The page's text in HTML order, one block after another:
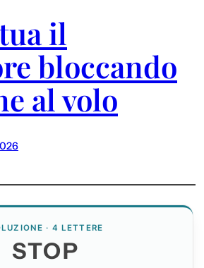
il
bloccando
al volo
· 4 LETTERE
STOP